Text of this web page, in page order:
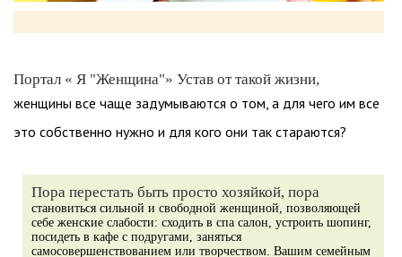
Портал « Я "Женщина"» Устав от такой жизни,
женщины все чаще задумываются о том, а для чего им все
это собственно нужно и для кого они так стараются?
Пора перестать быть просто хозяйкой, пора
становиться сильной и свободной женщиной, позволяющей
себе женские слабости: сходить в спа салон, устроить шопинг,
посидеть в кафе с подругами, заняться
самосовершенствованием или творчеством. Вашим семейным